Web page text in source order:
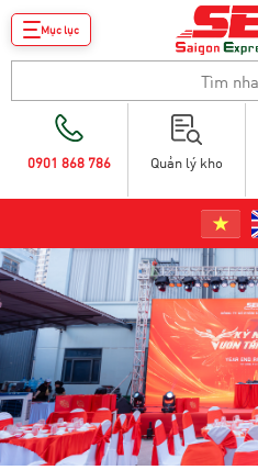
Quản lý kho
0901 868 786
Mục lục